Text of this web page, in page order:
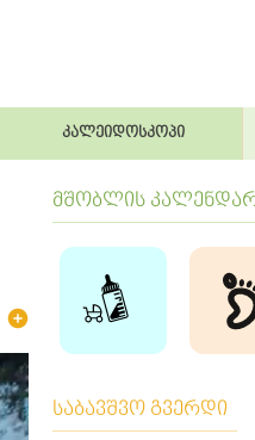
კალეიდოსკოპი
მშობლის
საბავშვო გვერდი